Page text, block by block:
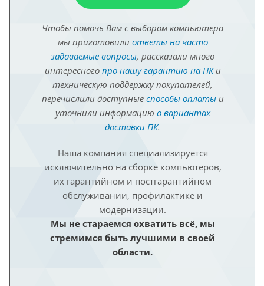
Чтобы помочь Вам с выбором компьютера
мы приготовили ответы на часто
задаваемые вопросы, рассказали много
интересного про нашу гарантию на ПКи
техническую поддержку покупателей,
перечислили доступные способы оплатыи
уточнили информацию о вариантах
доставки ПК.
Наша компания специализируется
исключительно на сборке компьютеров,
их гарантийном и постгарантийном
обслуживании, профилактике и
модернизации.
Мы не стараемся охватить всё, мы
стремимся быть лучшими в своей
области.